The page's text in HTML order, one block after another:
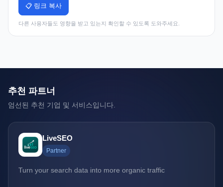
📋 링크 복사
다른 사용자들도 영향을 받고 있는지 확인할 수 있도록 도와주세요.
추천 파트너
엄선된 추천 기업 및 서비스입니다.
LiveSEO
Partner
Turn your search data into more organic traffic